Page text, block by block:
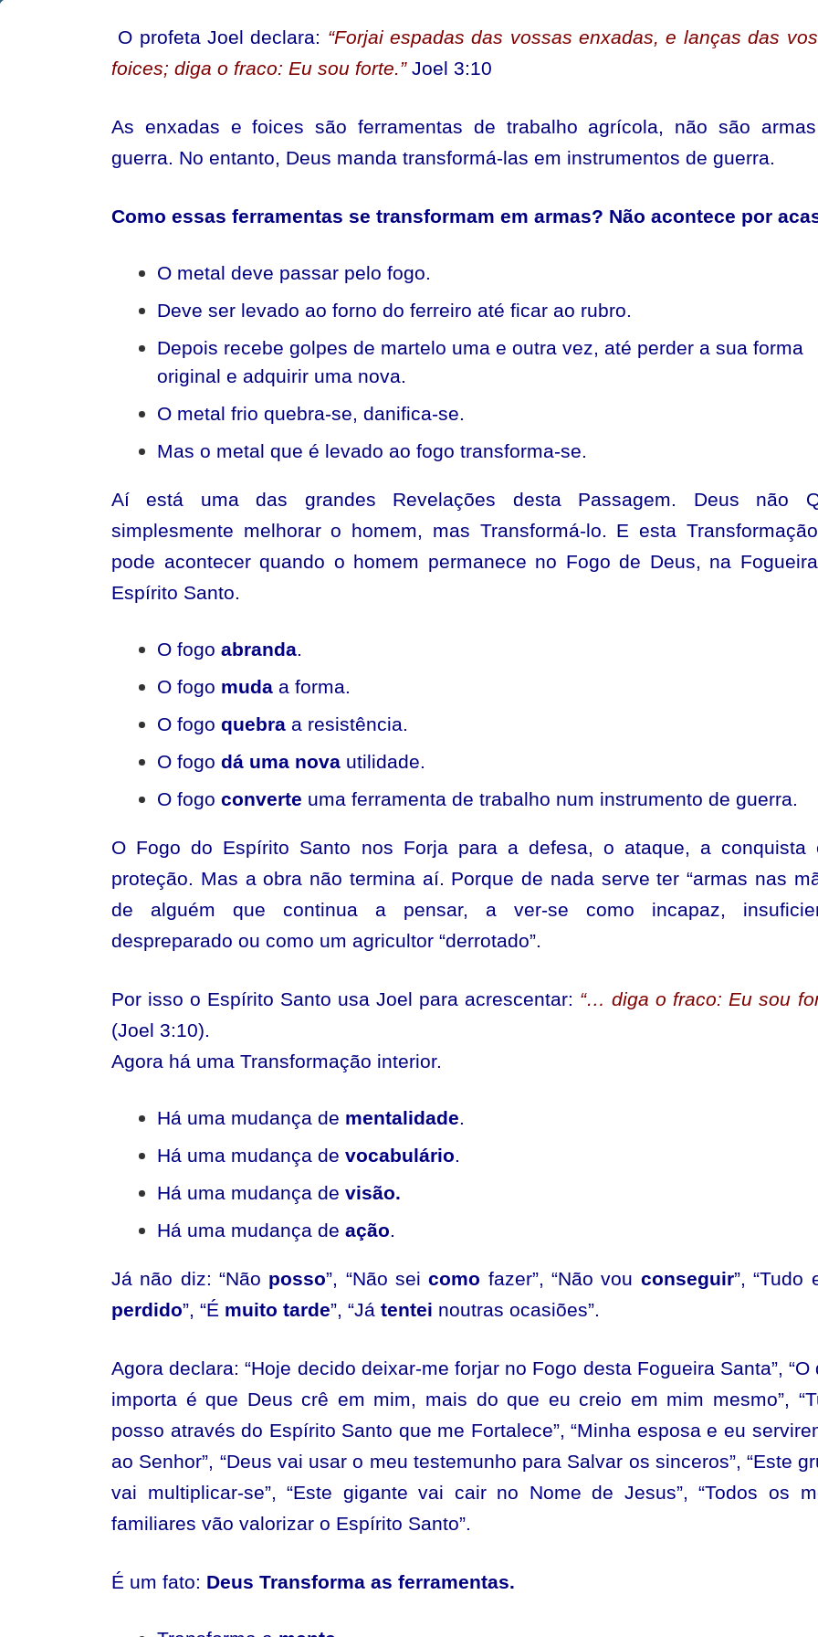
Todo
homem
saber
O profeta Joel declara: “Forjai espadas das vossas enxadas, e lanças das
foices; diga o fraco: Eu sou forte.”Joel 3:10
As enxadas e foices são ferramentas de trabalho agrícola, não são
guerra. No entanto, Deus manda transformá-las em instrumentos de guerra.
Como essas ferramentas se transformam em armas? Não acontece por
O metal deve passar pelo fogo.
Deve ser levado ao forno do ferreiro até ficar ao rubro.
Depois recebe golpes de martelo uma e outra vez, até perder a sua forma
original e adquirir uma nova.
O metal frio quebra-se, danifica-se.
Mas o metal que é levado ao fogo transforma-se.
Aí está uma das grandes Revelações desta Passagem. Deus não
simplesmente melhorar o homem, mas Transformá-lo. E esta
pode acontecer quando o homem permanece no Fogo de Deus, na
Espírito Santo.
O fogo abranda.
O fogo muda a forma.
O fogo quebra a resistência.
O fogo dá uma nova utilidade.
O fogo converte uma ferramenta de trabalho num instrumento de guerra.
O Fogo do Espírito Santo nos Forja para a defesa, o ataque, a conquista
proteção. Mas a obra não termina aí. Porque de nada serve ter “armas nas
de alguém que continua a pensar, a ver-se como incapaz,
despreparado ou como um agricultor “derrotado”.
Por isso o Espírito Santo usa Joel para acrescentar: “… diga o fraco: Eu sou
(Joel 3:10).
Agora há uma Transformação interior.
Há uma mudança de mentalidade.
Há uma mudança de vocabulário.
Há uma mudança de visão.
Há uma mudança de ação.
Já não diz: “Não posso”, “Não seicomo fazer”, “Não vou conseguir”, “Tudo
perdido”, “É muito tarde”, “Já tentei noutras ocasiões”.
Agora declara: “Hoje decido deixar-me forjar no Fogo desta Fogueira Santa”, “O
importa é que Deus crê em mim, mais do que eu creio em mim mesmo”,
posso através do Espírito Santo que me Fortalece”, “Minha esposa e eu
ao Senhor”, “Deus vai usar o meu testemunho para Salvar os sinceros”, “Este
vai multiplicar-se”, “Este gigante vai cair no Nome de Jesus”, “Todos os
familiares vão valorizar o Espírito Santo”.
É um fato: Deus Transforma as ferramentas.